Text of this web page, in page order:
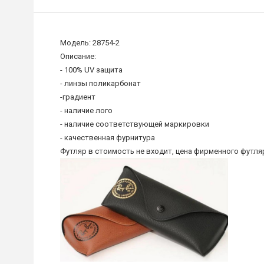
Модель: 28754-2
Описание:
- 100% UV защита
- линзы поликарбонат
-градиент
- наличие лого
- наличие соответствующей маркировки
- качественная фурнитура
Футляр в стоимость не входит, цена фирменного